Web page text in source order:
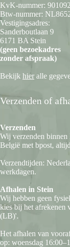
KvK-nummer:
Btw-nummer:
Vestigingsadres:
Sanderboutlaan 9
6171 BA Stein
(geen bezoekadres
zonder afspraak)
Bekijk hier alle
Verzenden of
Verzenden
Wij verzenden
België met bpost,
Verzendtijden:
werkdagen.
Afhalen in Stein
Wij hebben geen
kies bij het afrekenen
(LB)'.
Het afhalen van
op: woensdag